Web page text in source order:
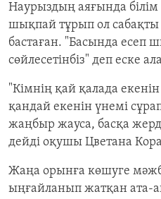
Наурыздың аяғында
шықпай тұрып ол
бастаған. "Басында есеп
сөйлесетінбіз" деп еске
"Кімнің қай қалада
қандай екенін үнемі
жаңбыр жауса, басқа
дейді оқушы Цветана
Жаңа орынға көшуге
ыңғайланып жатқан ата-